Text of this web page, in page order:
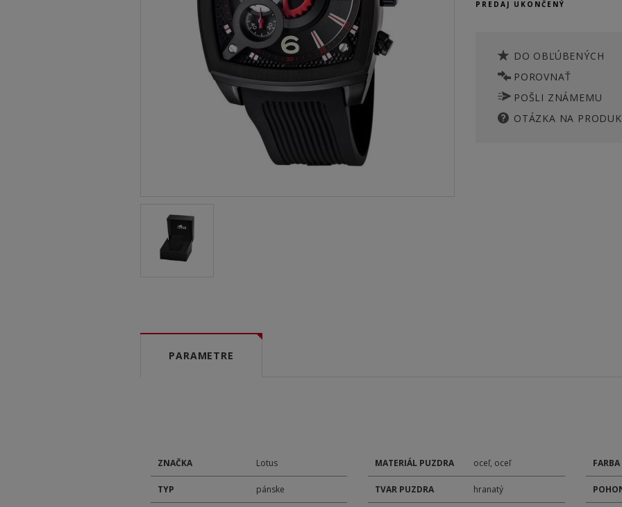
PREDAJ UKONČENÝ
DO OBĽÚBENÝCH
POROVNAŤ
POŠLI ZNÁMEMU
OTÁZKA NA
PARAMETRE
ZNAČKA Lotus
TYP pánske
MATERIÁL PUZDRA oceľ, oceľ
TVAR PUZDRA hranatý
FARBA